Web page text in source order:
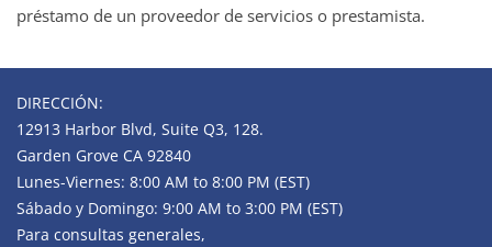
préstamo de un proveedor de servicios o prestamista.
DIRECCIÓN:
12913 Harbor Blvd, Suite Q3, 128.
Garden Grove CA 92840
Lunes-Viernes: 8:00 AM to 8:00 PM (EST)
Sábado y Domingo: 9:00 AM to 3:00 PM (EST)
Para consultas generales,